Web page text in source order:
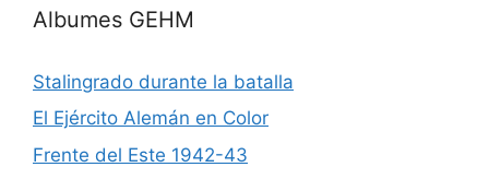
Albumes GEHM
Stalingrado durante la batalla
El Ejército Alemán en Color
Frente del Este 1942-43